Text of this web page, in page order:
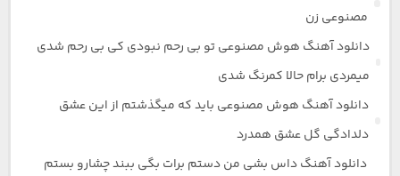
مصنوعی زن
دانلود آهنگ هوش مصنوعی تو بی رحم نبودی کی بی رحم شدی
میمردی برام حالا کمرنگ شدی
دانلود آهنگ هوش مصنوعی باید که میگذشتم از این عشق
دلدادگی گل عشق همدرد
دانلود آهنگ داس بشی من دستم برات بگی ببند چشارو بستم